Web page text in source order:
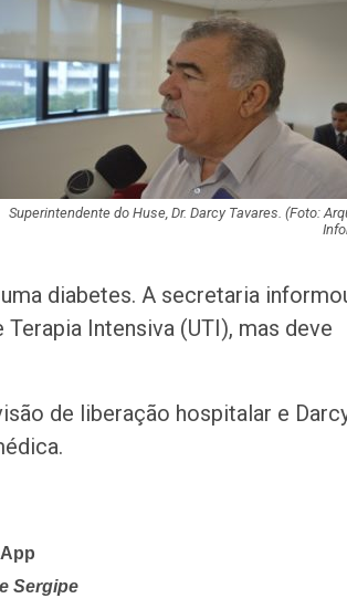
Superintendente do Huse, Dr. Darcy Tavares. (Foto:
diabetes. A secretaria
Intensiva (UTI), mas deve
de liberação hospitalar e
Sergipe
diagnóstico da…
Jovem é
se passar por
pública em…
Artista
Ribeiro lança
sobre o amor…
companheira a
de dívidas nas